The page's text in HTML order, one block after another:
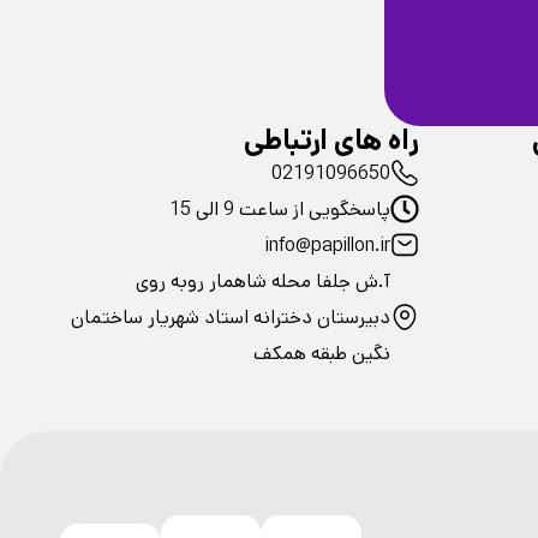
راه های ارتباطی
02191096650
پاسخگویی از ساعت 9 الی 15
info@papillon.ir
آ.ش جلفا محله شاهمار روبه روی
دبیرستان دخترانه استاد شهریار ساختمان
نگین طبقه همکف